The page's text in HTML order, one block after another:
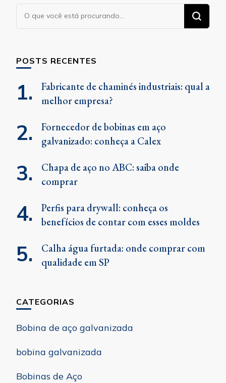
Procurando
algo?
POSTS RECENTES
Fabricante de chaminés industriais: qual a
melhor empresa?
Fornecedor de bobinas em aço
galvanizado: conheça a Calex
Chapa de aço no ABC: saiba onde
comprar
Perfis para drywall: conheça os
benefícios de contar com esses moldes
Calha água furtada: onde comprar com
qualidade em SP
CATEGORIAS
Bobina de aço galvanizada
bobina galvanizada
Bobinas de Aço